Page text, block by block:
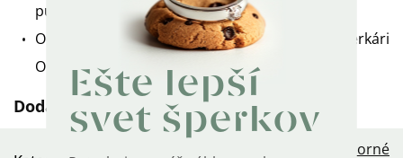
Ešte lepší
svet šperkov
puncovou značkou.
Od návrhu až po finálny produkt vyrobili šperkári
OLIVIE.
Dodatočné parametre
Dámske strieborné